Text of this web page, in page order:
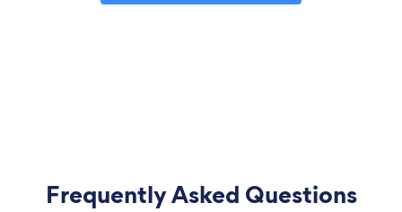
Frequently Asked Questions